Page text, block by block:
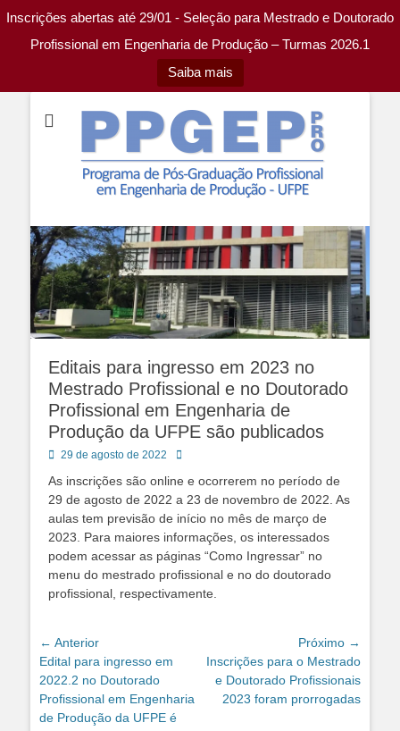
Inscrições abertas até 29/01 - Seleção para Mestrado e Doutorado
Profissional em Engenharia de Produção – Turmas 2026.1
Saiba mais
PPGEP-PRO UFPE
Programa de Pós-graduação Profissional em Engenharia de
Produção da UFPE
Editais para ingresso em 2023 no
Mestrado Profissional e no Doutorado
Profissional em Engenharia de
Produção da UFPE são publicados
Posted
29 de agosto de 2022 Autor:
As inscrições são online e ocorrerem no período de
29 de agosto de 2022 a 23 de novembro de 2022. As
aulas tem previsão de início no mês de março de
2023. Para maiores informações, os interessados
podem acessar as páginas “Como Ingressar” no
menu do mestrado profissional e no do doutorado
profissional, respectivamente.
Navegação
de
Post
← Anterior
Post
anterior:
Edital para ingresso em
2022.2 no Doutorado
Profissional em Engenharia
de Produção da UFPE é
Próximo →
Próximo
post:
Inscrições para o Mestrado
e Doutorado Profissionais
2023 foram prorrogadas